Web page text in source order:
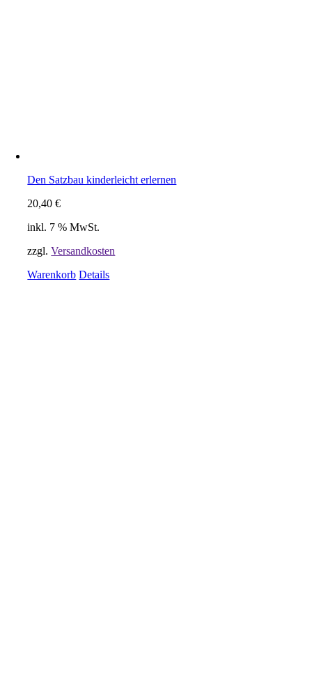
Den Satzbau kinderleicht erlernen
20,40€
inkl. 7 % MwSt.
zzgl.Versandkosten
Warenkorb Details